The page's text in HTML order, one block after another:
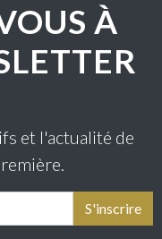
À
et l'actualité de